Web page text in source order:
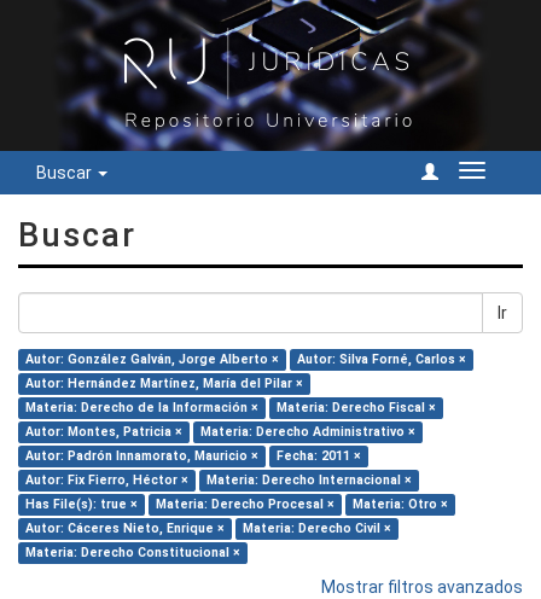
Buscar
Cambiar
Buscar
Ir
Autor: González Galván, Jorge Alberto ×
Autor: Silva Forné, Carlos ×
Autor: Hernández Martínez, María del Pilar ×
Materia: Derecho de la Información ×
Materia: Derecho Fiscal ×
Autor: Montes, Patricia ×
Materia: Derecho Administrativo ×
Autor: Padrón Innamorato, Mauricio ×
Fecha: 2011 ×
Autor: Fix Fierro, Héctor ×
Materia: Derecho Internacional ×
Has File(s): true ×
Materia: Derecho Procesal ×
Materia: Otro ×
Autor: Cáceres Nieto, Enrique ×
Materia: Derecho Civil ×
Materia: Derecho Constitucional ×
Mostrar filtros avanzados